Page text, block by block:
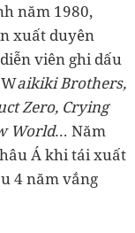
năm 1980,
xuất duyên
viên ghi dấu
aikiki Brothers,
Zero, Crying
World… Năm
Á khi tái xuất
4 năm vắng